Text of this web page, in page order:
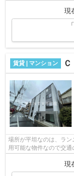
現
賃貸 | マンション
場所が平坦なのは、ラ
用可能な物件なので交通
ンは洗濯物も乾きやすく
現